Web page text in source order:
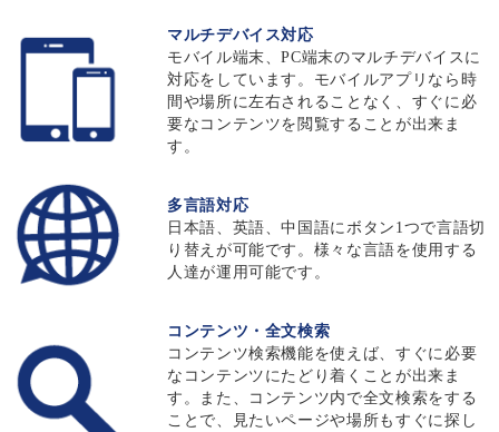
マルチデバイス対応
モバイル端末、PC端末のマルチデバイスに
対応をしています。モバイルアプリなら時
間や場所に左右されることなく、すぐに必
要なコンテンツを閲覧することが出来ま
す。
多言語対応
日本語、英語、中国語にボタン1つで言語切
り替えが可能です。様々な言語を使用する
人達が運用可能です。
コンテンツ・全文検索
コンテンツ検索機能を使えば、すぐに必要
なコンテンツにたどり着くことが出来ま
す。また、コンテンツ内で全文検索をする
ことで、見たいページや場所もすぐに探し